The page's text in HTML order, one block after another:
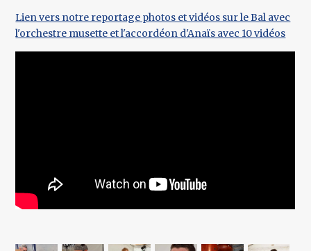
Lien vers notre reportage photos et vidéos sur le Bal avec
l'orchestre musette et l'accordéon d'Anaïs avec 10 vidéos